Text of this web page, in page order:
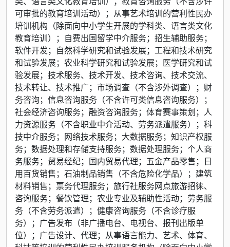
可审批的教育培训活动）；从事艺术培训的营利性民办
培训机构（除面向中小学生开展的学科类、语言类文化
教育培训）；自费出国留学中介服务；招生辅助服务；
软件开发；自然科学研究和试验发展；工程和技术研究
和试验发展；农业科学研究和试验发展；医学研究和试
验发展；技术服务、技术开发、技术咨询、技术交流、
技术转让、技术推广；市场调查（不含涉外调查）；财
务咨询；信息咨询服务（不含许可类信息咨询服务）；
社会经济咨询服务；融资咨询服务；体育赛事策划；人
力资源服务（不含职业中介活动、劳务派遣服务）；科
技中介服务；网络技术服务；大数据服务；知识产权服
务；数据处理和存储支持服务；数据处理服务；个人商
务服务；贸易经纪；国内贸易代理；五金产品零售；日
用百货销售；石油制品销售（不含危险化学品）；建筑
材料销售；票务代理服务；旅行社服务网点旅游招徕、
咨询服务；餐饮管理；农业专业及辅助性活动；劳务服
务（不含劳务派遣）；健康咨询服务（不含诊疗服
务）；广告发布（非广播电台、电视台、报刊出版单
位）；广告设计、代理；从事语言能力、艺术、体育、